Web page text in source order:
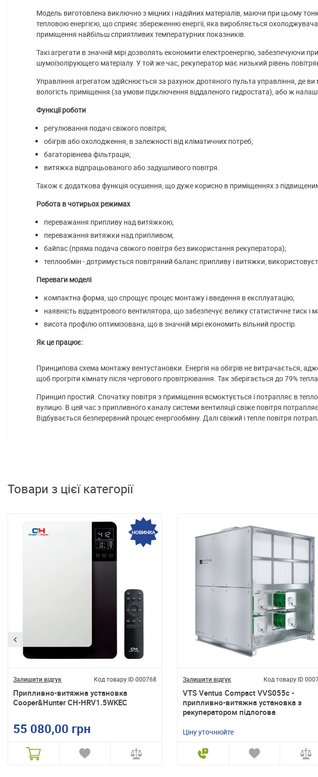
Модель виготовлена ​​виключно з міцних і надійних матеріалів, маючи при цьому
тепловою енергією, що сприяє збереженню енергії, яка виробляється
приміщення найбільш сприятливих температурних показників.
Такі агрегати в значній мірі дозволять економити електроенергію,
шумоїзолірующего матеріалу. У той же час, рекуператор має низький рівень
Управління агрегатом здійснюється за рахунок дротяного пульта управління,
вологість приміщення (за умови підключення віддаленого гидростата), або ж
Функції роботи
регулювання подачі свіжого повітря;
обігрів або охолодження, в залежності від кліматичних потреб;
багаторівнева фільтрація;
витяжка відпрацьованого або задушливого повітря.
Також є додаткова функція осушення, що дуже корисно в приміщеннях з
Робота в чотирьох режимах
переважання припливу над витяжкою;
переважання витяжки над припливом;
байпас (пряма подача свіжого повітря без використання рекуператора);
теплообмін - дотримується повітряний баланс припливу і витяжки,
Переваги моделі
компактна форма, що спрощує процес монтажу і введення в експлуатацію;
наявність відцентрового вентилятора, що забезпечує велику статистичне тиск і
висота профілю оптимізована, що в значній мірі економить вільний простір.
Як це працює:
Принципова схема монтажу вентустановки. Енергія на обігрів не витрачається,
щоб прогріти кімнату після чергового провітрювання. Так зберігається до 79%
Принцип простий. Спочатку повітря з приміщення всмоктується і потрапляє в
вулицю. В цей час з припливного каналу системи вентиляції свіже повітря
Відбувається безперервний процес енергообміну. Далі свіжий і тепле повітря
Товари з цієї категорії
НОВИНКА
Залишити відгук Код товару:ID 000768
Припливно-витяжна установка
Cooper&Hunter CH-HRV1.5WKEC
55 080,00 грн
Залишити відгук Код товару:ID
VTS Ventus Compact VVS055c -
припливно-витяжна установка з
рекуператором підлогова
Ціну уточнюйте